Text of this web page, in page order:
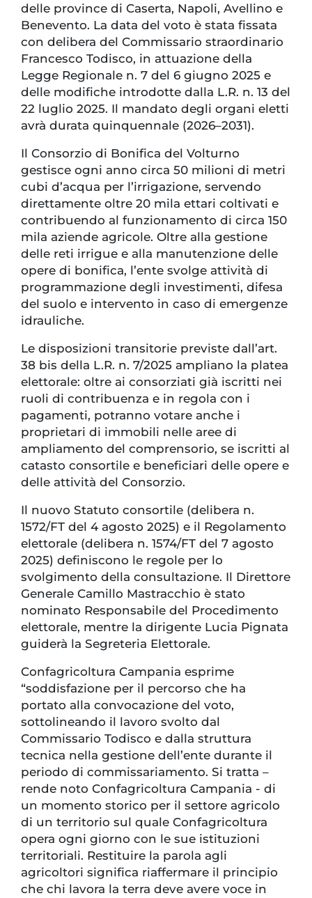
delle province di Caserta, Napoli, Avellino e
Benevento. La data del voto è stata fissata
con delibera del Commissario straordinario
Francesco Todisco, in attuazione della
Legge Regionale n. 7 del 6 giugno 2025 e
delle modifiche introdotte dalla L.R. n. 13 del
22 luglio 2025. Il mandato degli organi eletti
avrà durata quinquennale (2026–2031).
Il Consorzio di Bonifica del Volturno
gestisce ogni anno circa 50 milioni di metri
cubi d’acqua per l’irrigazione, servendo
direttamente oltre 20 mila ettari coltivati e
contribuendo al funzionamento di circa 150
mila aziende agricole. Oltre alla gestione
delle reti irrigue e alla manutenzione delle
opere di bonifica, l’ente svolge attività di
programmazione degli investimenti, difesa
del suolo e intervento in caso di emergenze
idrauliche.
Le disposizioni transitorie previste dall’art.
38 bis della L.R. n. 7/2025 ampliano la platea
elettorale: oltre ai consorziati già iscritti nei
ruoli di contribuenza e in regola con i
pagamenti, potranno votare anche i
proprietari di immobili nelle aree di
ampliamento del comprensorio, se iscritti al
catasto consortile e beneficiari delle opere e
delle attività del Consorzio.
Il nuovo Statuto consortile (delibera n.
1572/FT del 4 agosto 2025) e il Regolamento
elettorale (delibera n. 1574/FT del 7 agosto
2025) definiscono le regole per lo
svolgimento della consultazione. Il Direttore
Generale Camillo Mastracchio è stato
nominato Responsabile del Procedimento
elettorale, mentre la dirigente Lucia Pignata
guiderà la Segreteria Elettorale.
Confagricoltura Campania esprime
“soddisfazione per il percorso che ha
portato alla convocazione del voto,
sottolineando il lavoro svolto dal
Commissario Todisco e dalla struttura
tecnica nella gestione dell’ente durante il
periodo di commissariamento. Si tratta –
rende noto Confagricoltura Campania - di
un momento storico per il settore agricolo
di un territorio sul quale Confagricoltura
opera ogni giorno con le sue istituzioni
territoriali. Restituire la parola agli
agricoltori significa riaffermare il principio
che chi lavora la terra deve avere voce in